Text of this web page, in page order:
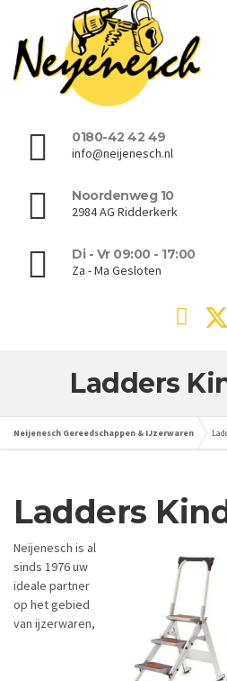
0180-42 42 49
info@neijenesch.nl
Noordenweg 10
2984 AG Ridderkerk
Di - Vr 09:00 - 17:00
Za - Ma Gesloten
Ladders
Neijenesch Gereedschappen & IJzerwaren
Ladders
Neijenesch is al
sinds 1976 uw
ideale partner
op het gebied
van ijzerwaren,